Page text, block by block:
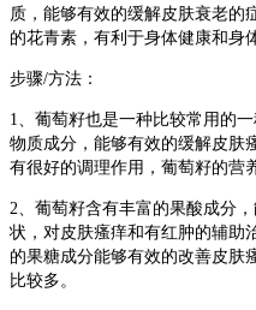
质，能够有效的缓解皮肤衰老的
的花青素，有利于身体健康和身
步骤/方法：
1、葡萄籽也是一种比较常用的
物质成分，能够有效的缓解皮肤
有很好的调理作用，葡萄籽的营
2、葡萄籽含有丰富的果酸成分
状，对皮肤瘙痒和有红肿的辅助
的果糖成分能够有效的改善皮肤
比较多。